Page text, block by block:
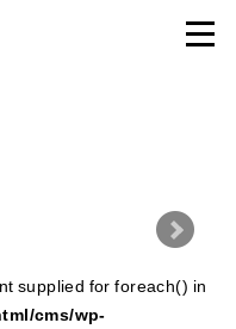
supplied for foreach() in
cms/wp-